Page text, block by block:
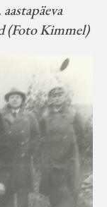
(Foto Kimmel)